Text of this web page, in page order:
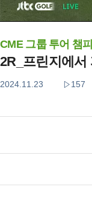
CME 그룹 투어 챔
2R_프린지에서
2024.11.23 157